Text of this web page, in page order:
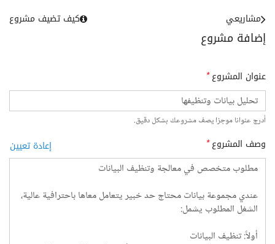
إضافة مشروع
مشاريعي كيف تضيف مشروع
عنوان المشروع*
أدرج عنوانا موجزا يصف مشروعك بشكل دقيق.
وصف المشروع* إعادة تعيين